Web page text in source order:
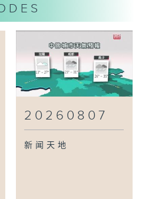
20260807
新闻天地